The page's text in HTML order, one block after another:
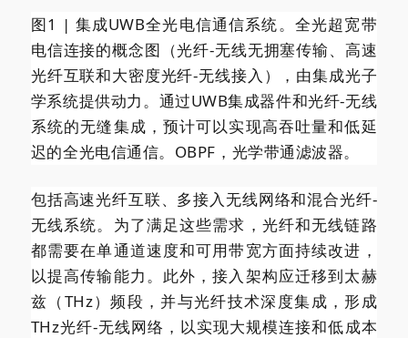
图1 | 集成UWB全光电信通信系统。全光超宽带
电信连接的概念图（光纤-无线无拥塞传输、高速
光纤互联和大密度光纤-无线接入），由集成光子
学系统提供动力。通过UWB集成器件和光纤-无线
系统的无缝集成，预计可以实现高吞吐量和低延
迟的全光电信通信。OBPF，光学带通滤波器。
包括高速光纤互联、多接入无线网络和混合光纤-
无线系统。为了满足这些需求，光纤和无线链路
都需要在单通道速度和可用带宽方面持续改进，
以提高传输能力。此外，接入架构应迁移到太赫
兹（THz）频段，并与光纤技术深度集成，形成
THz光纤-无线网络，以实现大规模连接和低成本